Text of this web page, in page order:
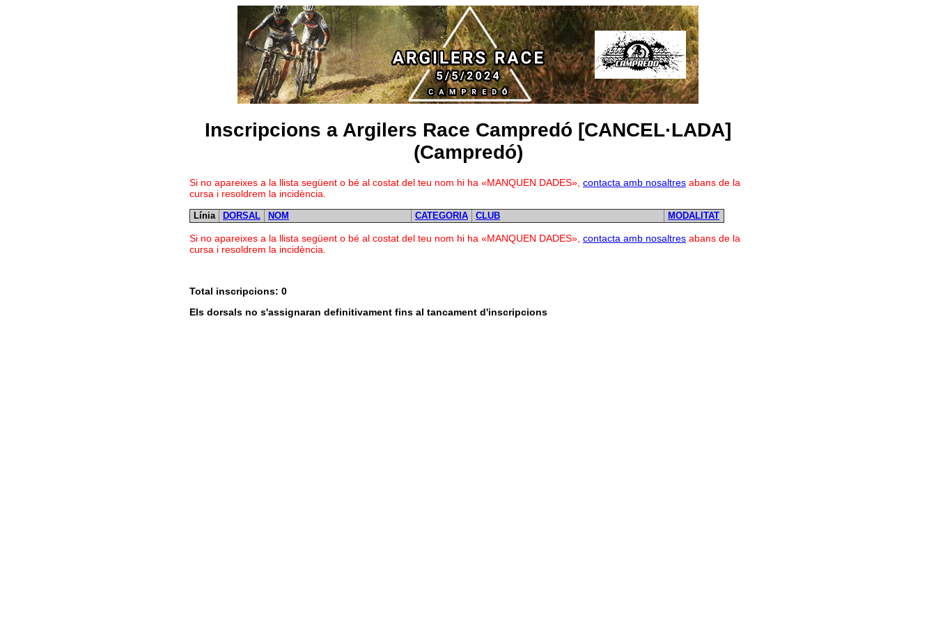
Inscripcions a Argilers Race Campredó [CANCEL·LADA]
(Campredó)
Si no apareixes a la llista següent o bé al costat del teu nom hi ha «MANQUEN DADES», contacta amb nosaltres abans de la
cursa i resoldrem la incidència.
Línia DORSAL NOM CATEGORIA CLUB MODALITAT
Si no apareixes a la llista següent o bé al costat del teu nom hi ha «MANQUEN DADES», contacta amb nosaltres abans de la
cursa i resoldrem la incidència.
Total inscripcions: 0
Els dorsals no s'assignaran definitivament fins al tancament d'inscripcions